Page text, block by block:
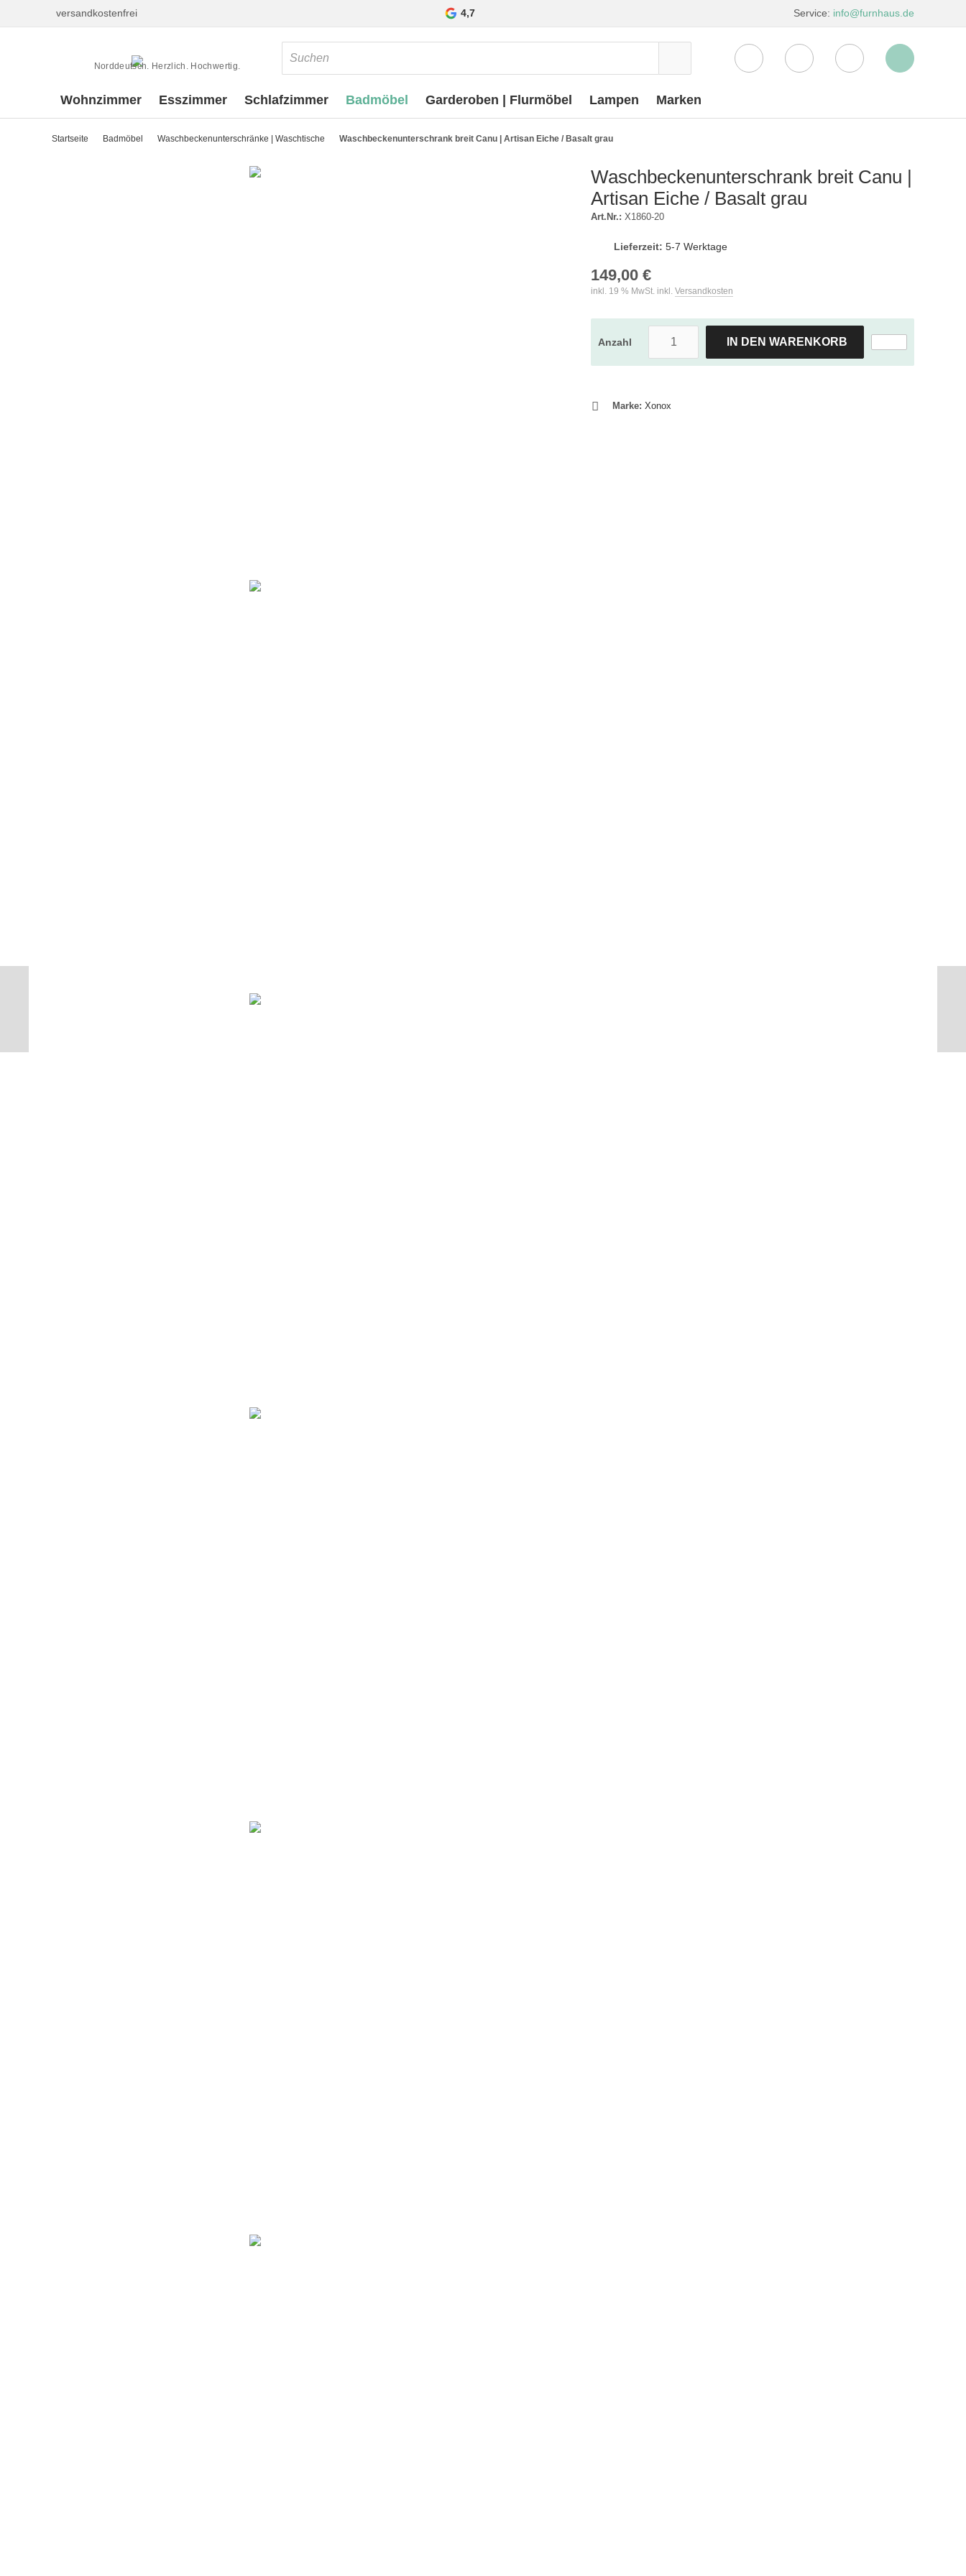
versandkostenfrei 4,7 Service: info@furnhaus.de
Norddeutsch. Herzlich. Hochwertig.
Wohnzimmer Esszimmer Schlafzimmer Badmöbel Garderoben | Flurmöbel Lampen Marken
Startseite Badmöbel Waschbeckenunterschränke | Waschtische Waschbeckenunterschrank breit Canu | Artisan Eiche / Basalt grau
Waschbeckenunterschrank breit Canu |
Artisan Eiche / Basalt grau
Art.Nr.: X1860-20
Lieferzeit: 5-7 Werktage
149,00 €
inkl. 19 % MwSt. inkl. Versandkosten
Anzahl IN DEN WARENKORB
Marke: Xonox